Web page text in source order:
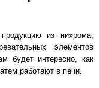
из нихрома,
элементов
будет интересно, как
работают в печи.